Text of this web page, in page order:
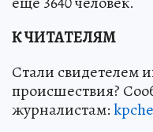
К ЧИТАТЕЛЯМ
Стали свидетелем
происшествия?
журналистам: